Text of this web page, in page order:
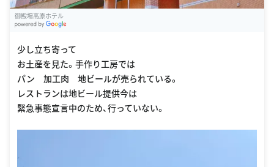
御殿場高原ホテル
少し立ち寄って
お土産を見た。手作り工房では
パン 加工肉 地ビールが売られている。
レストランは地ビール提供今は
緊急事態宣言中のため、行っていない。